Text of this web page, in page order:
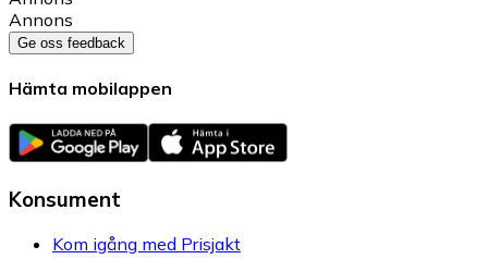
Annons
Ge oss feedback
Hämta mobilappen
Konsument
Kom igång med Prisjakt